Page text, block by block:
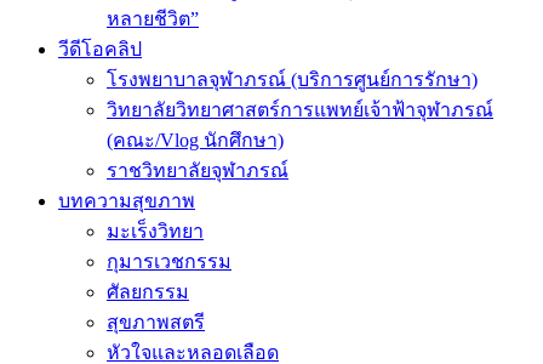
หลายชีวิต”
วีดีโอคลิป
โรงพยาบาลจุฬาภรณ์ (บริการศูนย์การรักษา)
วิทยาลัยวิทยาศาสตร์การแพทย์เจ้าฟ้าจุฬาภรณ์
(คณะ/Vlog นักศึกษา)
ราชวิทยาลัยจุฬาภรณ์
บทความสุขภาพ
มะเร็งวิทยา
กุมารเวชกรรม
ศัลยกรรม
สุขภาพสตรี
หัวใจและหลอดเลือด